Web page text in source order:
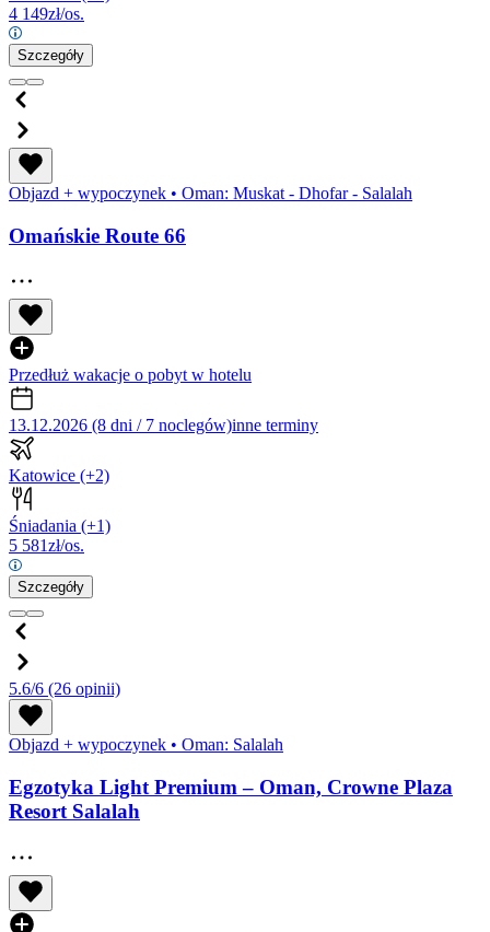
4 149zł/os.
Szczegóły
Objazd + wypoczynek • Oman: Muskat - Dhofar - Salalah
Omańskie Route 66
Przedłuż wakacje o pobyt w hotelu
13.12.2026 (8 dni / 7 noclegów)inne terminy
Katowice (+2)
Śniadania (+1)
5 581zł/os.
Szczegóły
5.6/6 (26 opinii)
Objazd + wypoczynek • Oman: Salalah
Egzotyka Light Premium – Oman, Crowne Plaza
Resort Salalah